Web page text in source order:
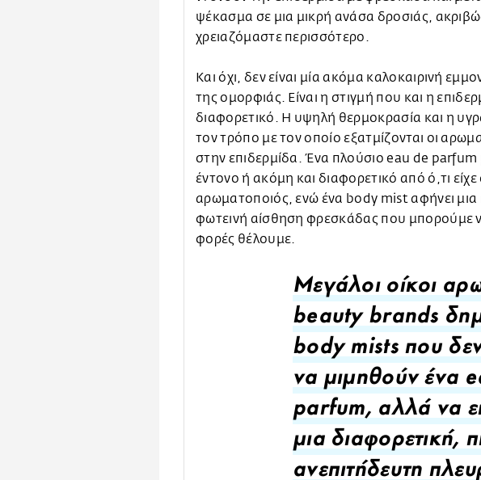
ψέκασμα σε μια μικρή ανάσα δροσιάς,
χρειαζόμαστε περισσότερο.
Και όχι, δεν είναι μία ακόμα καλοκαιρινή
της ομορφιάς. Είναι η στιγμή που και η
διαφορετικό. Η υψηλή θερμοκρασία και η
τον τρόπο με τον οποίο εξατμίζονται οι
στην επιδερμίδα. Ένα πλούσιο eau de parfum
έντονο ή ακόμη και διαφορετικό από ό,τι είχε
αρωματοποιός, ενώ ένα body mist αφήνει μια
φωτεινή αίσθηση φρεσκάδας που μπορούμε
φορές θέλουμε.
Μεγάλοι οίκοι
beauty brands
body mists που δεν
να μιμηθούν ένα
parfum, αλλά να
μια διαφορετική,
ανεπιτήδευτη